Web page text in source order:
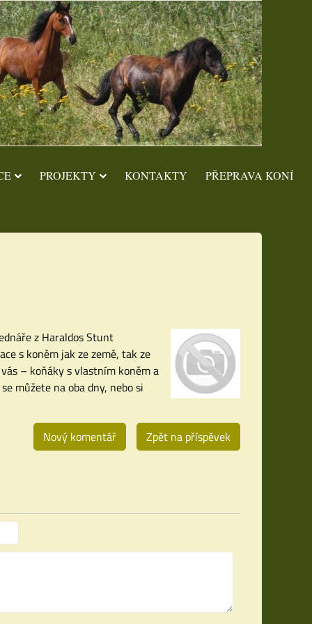
PROJEKTY KONTAKTY PŘEPRAVA KONÍ
z Haraldos Stunt
s koněm jak ze země, tak ze
– koňáky s vlastním koněm a
můžete na oba dny, nebo si
Zpět na příspěvek
Nový komentář